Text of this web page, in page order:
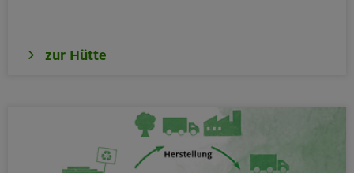
zur Hütte